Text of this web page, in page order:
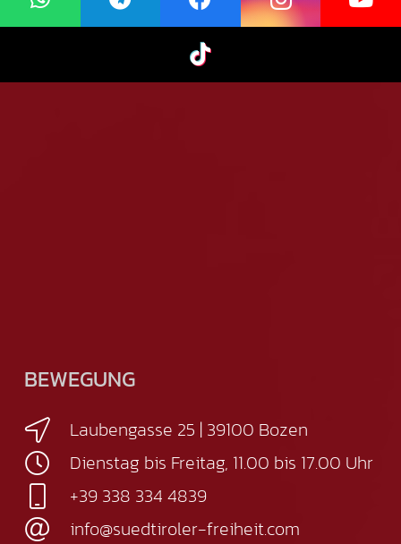
BEWEGUNG
Laubengasse 25 | 39100 Bozen
Dienstag bis Freitag, 11.00 bis 17.00 Uhr
+39 338 334 4839
info@suedtiroler-freiheit.com